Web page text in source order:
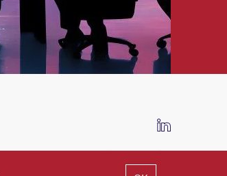
IMPRESSUM DATENSCHUTZ AGB